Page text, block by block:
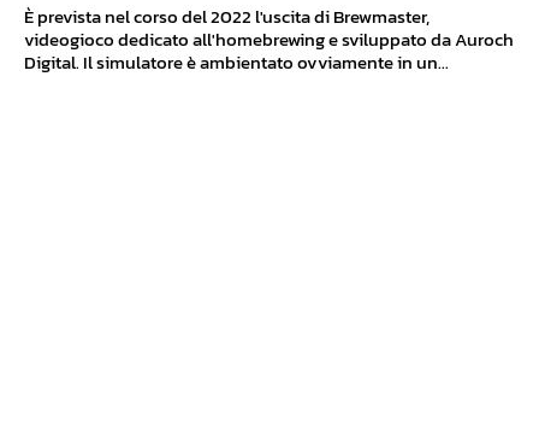
È prevista nel corso del 2022 l'uscita di Brewmaster,
videogioco dedicato all'homebrewing e sviluppato da Auroch
Digital. Il simulatore è ambientato ovviamente in un...